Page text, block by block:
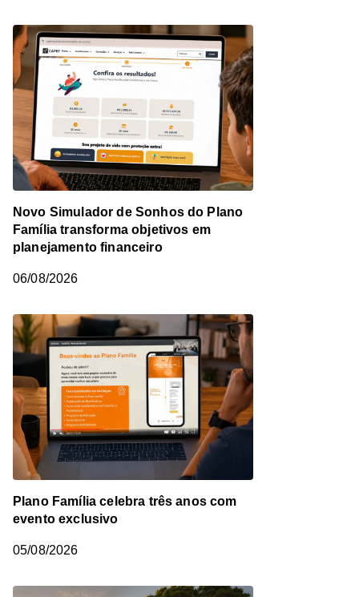
Novo Simulador de Sonhos do Plano
Família transforma objetivos em
planejamento financeiro
06/08/2026
Plano Família celebra três anos com
evento exclusivo
05/08/2026